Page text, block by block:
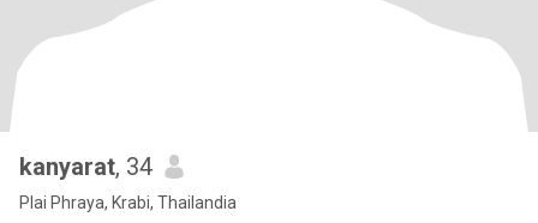
kanyarat, 34
Plai Phraya, Krabi, Thailandia